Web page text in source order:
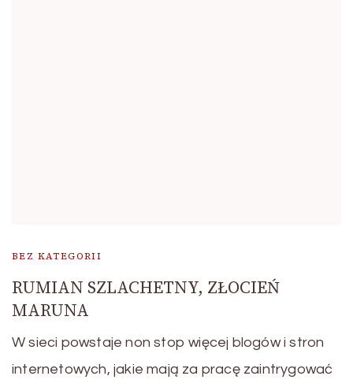
BEZ KATEGORII
RUMIAN SZLACHETNY, ZŁOCIEŃ
MARUNA
W sieci powstaje non stop więcej blogów i stron
internetowych, jakie mają za pracę zaintrygować